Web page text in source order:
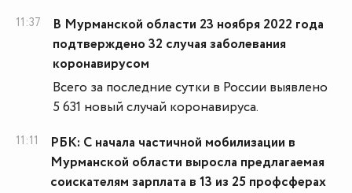
11:37
В Мурманской области 23 ноября 2022 года
подтверждено 32 случая заболевания
коронавирусом
Всего за последние сутки в России выявлено
5 631 новый случай коронавируса.
11:11
РБК: С начала частичной мобилизации в
Мурманской области выросла предлагаемая
соискателям зарплата в 13 из 25 профсферах